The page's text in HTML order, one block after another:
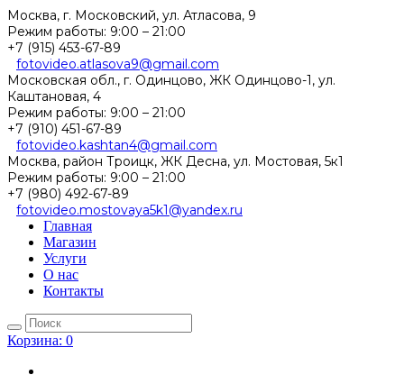
Москва, г. Московский, ул. Атласова, 9
Режим работы: 9:00 – 21:00
+7 (915) 453-67-89
fotovideo.atlasova9@gmail.com
Московская обл., г. Одинцово, ЖК Одинцово-1, ул.
Каштановая, 4
Режим работы: 9:00 – 21:00
+7 (910) 451-67-89
fotovideo.kashtan4@gmail.com
Москва, район Троицк, ЖК Десна, ул. Мостовая, 5к1
Режим работы: 9:00 – 21:00
+7 (980) 492-67-89
fotovideo.mostovaya5k1@yandex.ru
Главная
Магазин
Услуги
О нас
Контакты
Корзина: 0